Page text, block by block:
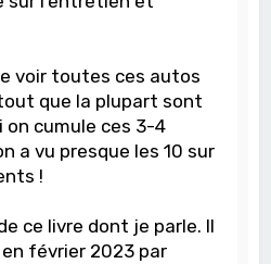
voir toutes ces autos
que la plupart sont
on cumule ces 3-4
a vu presque les 10 sur
!
ce livre dont je parle. Il
février 2023 par